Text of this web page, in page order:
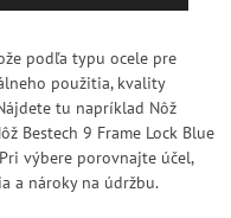
podľa typu ocele pre
použitia, kvality
tu napríklad Nôž
Bestech 9 Frame Lock Blue
výbere porovnajte účel,
a nároky na údržbu.